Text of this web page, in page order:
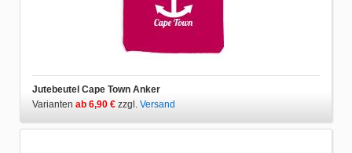
Jutebeutel Cape Town Anker
Varianten ab 6,90 € zzgl. Versand